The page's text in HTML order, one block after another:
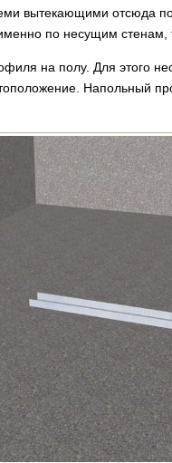
вытекающими отсюда
по несущим
на полу. Для этого
Напольный